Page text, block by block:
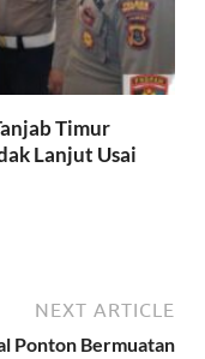
Timur
Lanjut Usai
NEXT ARTICLE
Ponton Bermuatan